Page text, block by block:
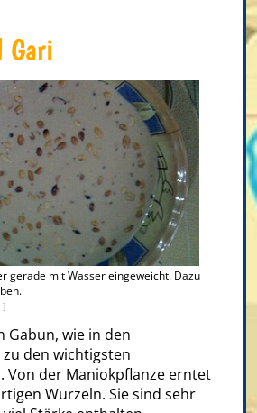
Gari
gerade mit Wasser eingeweicht. Dazu
]
Gabun, wie in den
den wichtigsten
Von der Maniokpflanze erntet
Wurzeln. Sie sind sehr